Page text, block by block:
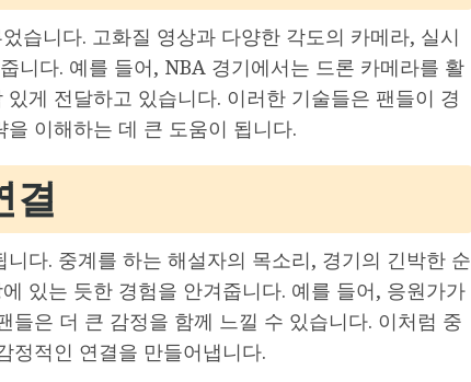
습니다. 고화질 영상과 다양한 각도의 카메라, 실시
니다. 예를 들어, NBA 경기에서는 드론 카메라를 활
게 전달하고 있습니다. 이러한 기술들은 팬들이 경
이해하는 데 큰 도움이 됩니다.
결
다. 중계를 하는 해설자의 목소리, 경기의 긴박한 순
있는 듯한 경험을 안겨줍니다. 예를 들어, 응원가가
은 더 큰 감정을 함께 느낄 수 있습니다. 이처럼 중
정적인 연결을 만들어냅니다.